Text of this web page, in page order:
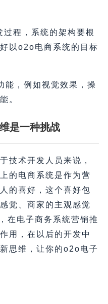
过程，系统的架构要根
以o2o电商系统的目标
能，例如视觉效果，操
。
是一种挑战
技术开发人员来说，
的电商系统是作为营
的喜好，这个喜好包
觉、商家的主观感觉
在电子商务系统营销推
用，在以后的开发中
思维，让你的o2o电子